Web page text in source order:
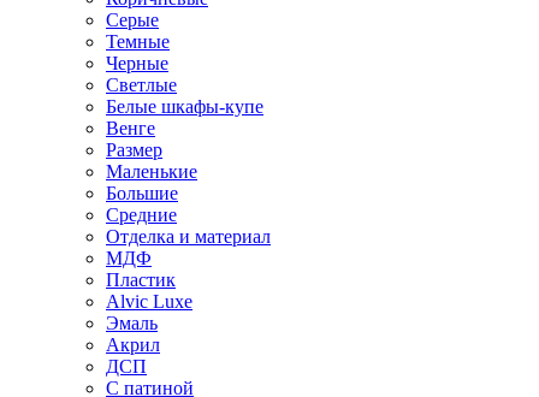
Серые
Темные
Черные
Светлые
Белые шкафы-купе
Венге
Размер
Маленькие
Большие
Средние
Отделка и материал
МДФ
Пластик
Alvic Luxe
Эмаль
Акрил
ДСП
С патиной